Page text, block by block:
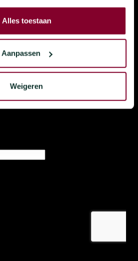
Alles toestaan
Aanpassen
Weigeren
Contact
Retourneringsbeleid
Algemene voorwaarden
Privacybeleid
Cookie statement